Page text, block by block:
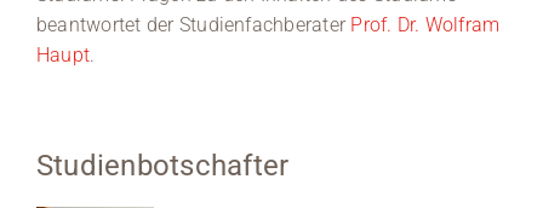
beantwortet der Studienfachberater Prof. Dr. Wolfram
Haupt.
Studienbotschafter